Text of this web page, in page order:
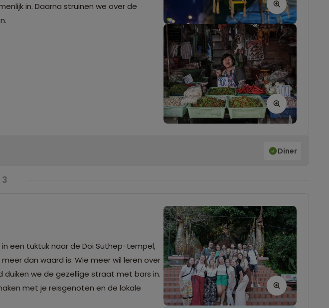
in. Daarna struinen we over de
Diner
een tuktuk naar de Doi Suthep-tempel,
dan waard is. Wie meer wil leren over
we de gezellige straat met bars in.
met je reisgenoten en de lokale